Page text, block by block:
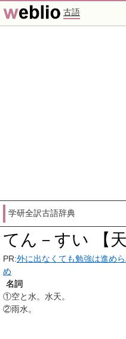
古語
学研全訳古語辞典
てん－すい 【天
PR:外に出なくても勉強は進め
め
名詞
①空と水。水天。
②雨水。